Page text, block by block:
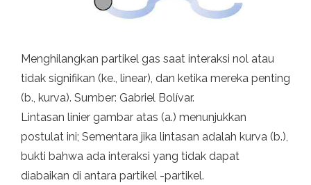
Menghilangkan partikel gas saat interaksi nol atau
tidak signifikan (ke., linear), dan ketika mereka penting
(b., kurva). Sumber: Gabriel Bolívar.
Lintasan linier gambar atas (a.) menunjukkan
postulat ini; Sementara jika lintasan adalah kurva (b.),
bukti bahwa ada interaksi yang tidak dapat
diabaikan di antara partikel -partikel.